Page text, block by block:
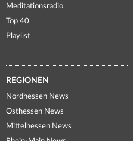
Meditationsradio
Top 40
Playlist
REGIONEN
Nordhessen News
Osthessen News
Mittelhessen News